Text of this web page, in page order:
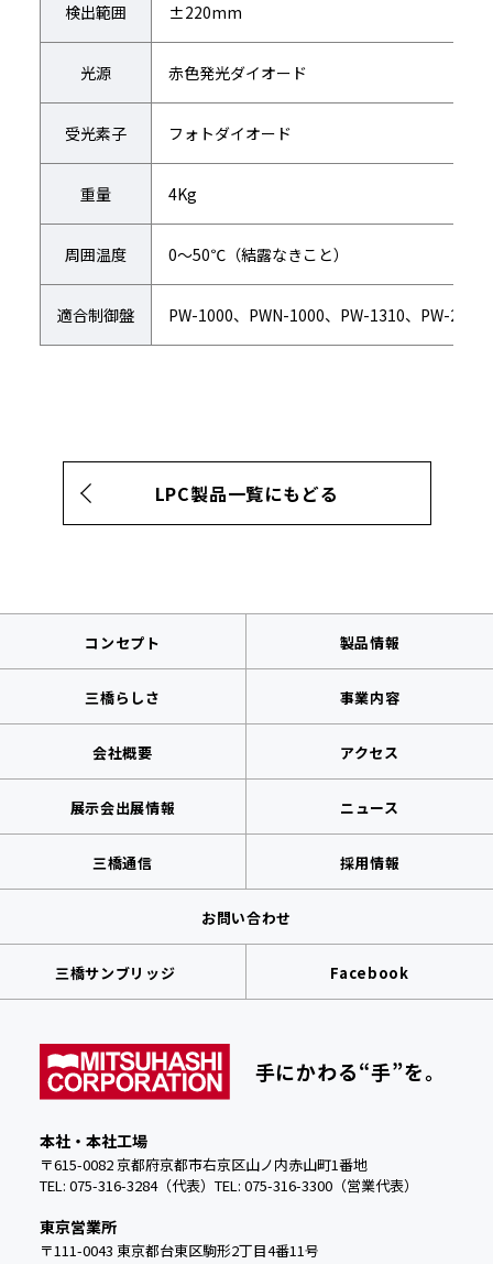
検出範囲 ±220mm
光源 赤色発光ダイオード
受光素子 フォトダイオード
重量 4Kg
周囲温度 0～50℃（結露なきこと）
適合制御盤 PW-1000、PWN-1000、PW-1310、PW-2000
LPC製品一覧にもどる
コンセプト 製品情報
三橋らしさ 事業内容
会社概要 アクセス
展示会出展情報 ニュース
三橋通信 採用情報
お問い合わせ
三橋サンブリッジ Facebook
手にかわる“手”を。
本社・本社工場
〒615-0082 京都府京都市右京区山ノ内赤山町1番地
TEL: 075-316-3284（代表） TEL: 075-316-3300（営業代表）
東京営業所
〒111-0043 東京都台東区駒形2丁目4番11号